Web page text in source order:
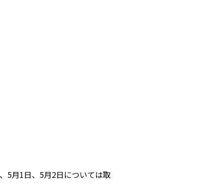
5月1日、5月2日については取